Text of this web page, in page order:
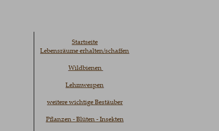
Startseite
Lebensräume erhalten/schaffen
Wildbienen
Lehmwespen
weitere wichtige Bestäuber
Pflanzen - Blüten - Insekten